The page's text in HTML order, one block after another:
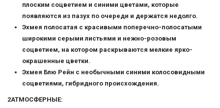
плоским соцветием и синими цветами, которые
появляются из пазух по очереди и держатся недолго.
Эхмея полосатая с красивыми поперечно-полосатыми
широкими серыми листьями и нежно-розовым
соцветием, на котором раскрываются мелкие ярко-
окрашенные цветки.
Эхмея Блю Рейн с необычными синими колосовидными
соцветиями, гибридного происхождения.
2АТМОСФЕРНЫЕ: